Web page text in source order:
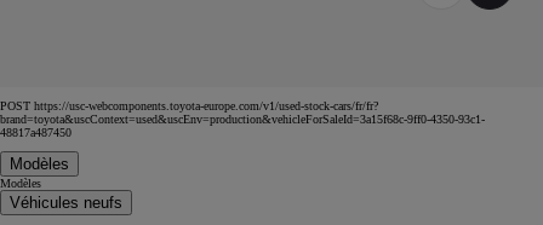
POST https://usc-webcomponents.toyota-europe.com/v1/used-stock-cars/fr/fr?
brand=toyota&uscContext=used&uscEnv=production&vehicleForSaleId=3a15f68c-9ff0-4350-93c1-
48817a487450
Modèles
Modèles
Véhicules neufs